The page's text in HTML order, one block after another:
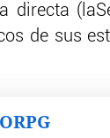
directa
de sus